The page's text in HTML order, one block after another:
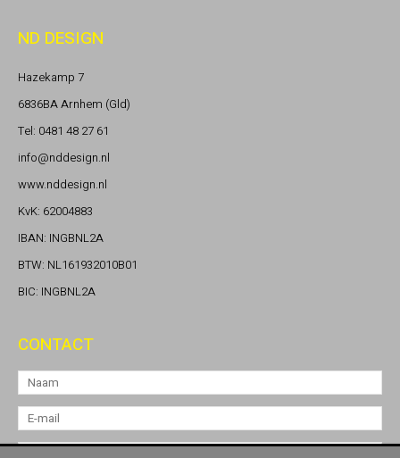
ND DESIGN
Hazekamp 7
6836BA Arnhem (Gld)
Tel: 0481 48 27 61
info@nddesign.nl
www.nddesign.nl
KvK: 62004883
IBAN: INGBNL2A
BTW: NL161932010B01
BIC: INGBNL2A
CONTACT